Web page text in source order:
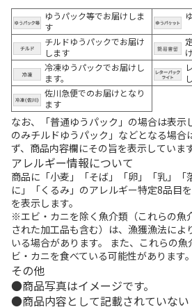
ゆうパック等でお届けしま
す
チルドゆうパックでお届け
します
冷凍ゆうパックでお届けし
ます。
佐川急便でのお届けとなり
ます
なお、「普通ゆうパック」の場合は表示
のみチルドゆうパック」などとなる場合
ず、商品内容欄にその旨を表示しています
アレルギー情報について
商品に「小麦」「そば」「卵」「乳」「
に」「くるみ」のアレルギー特定8品目
を表示します。
※エビ・カニを除く魚介類（これらの魚
された加工品も含む）は、漁獲漁法によ
いる場合があります。 また、これらの
ビ・カニを食べている可能性があります。
その他
商品写真はイメージです。
商品内容として記載されていな